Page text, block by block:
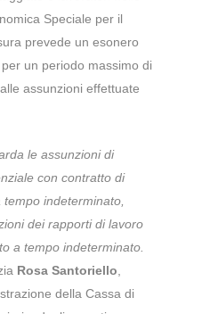
Speciale per il
prevede un esonero
un periodo massimo di
assunzioni effettuate
le assunzioni di
con contratto di
indeterminato,
dei rapporti di lavoro
a tempo indeterminato.
Rosa Santoriello
della Cassa di